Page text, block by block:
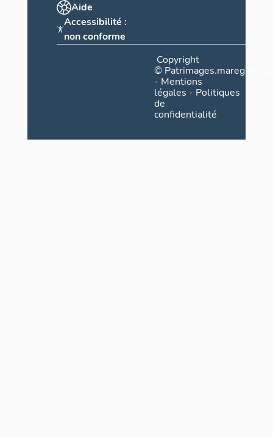
Aide
Accessibilité :
non conforme
Copyright
©
- Mentions
légales - Politiques
de
confidentialité